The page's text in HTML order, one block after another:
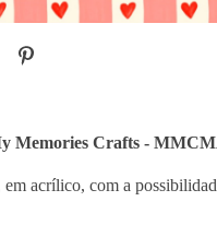
Memories Crafts -
acrílico, com a